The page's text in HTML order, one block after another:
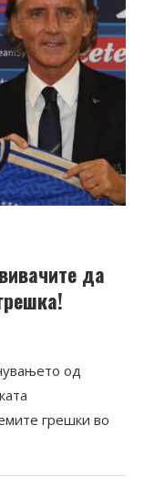
да
од
грешки во